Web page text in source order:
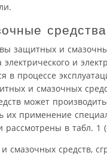
средства
защитных и
и
в процессе
и смазочных
может
их применение
рассмотрены в табл.
средств,